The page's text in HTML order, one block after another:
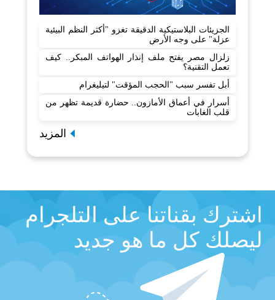
الجزيئات البلاستيكية الدقيقة تغزو "أكثر النظم البيئية
عزلة" على وجه الأرض
زلزال مصر يفتح ملف إنذار الهواتف المبكر.. كيف
تعمل التقنية؟
أبل تفسر سبب "الحجب المؤقت" لتيليغرام
أسرار في أعماق الأمازون.. حضارة قديمة تظهر من
قلب الغابات
المزيد
اشترك بقناتنا على التلجرام
ليصلك كل ما هو جديد